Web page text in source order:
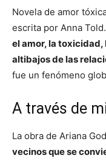
Novela de amor
escrita por Anna Told.
el amor, la
altibajos de las
fue un fenómeno
A través de
La obra de Ariana
vecinos que se